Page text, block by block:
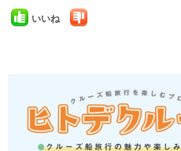
いいね